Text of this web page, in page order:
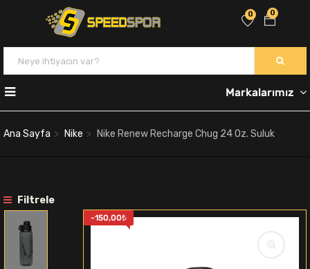
0
0
Markalarımız
Ana Sayfa Nike Nike Renew Recharge Chug 24 Oz. Suluk
Filtrele
-150,00₺